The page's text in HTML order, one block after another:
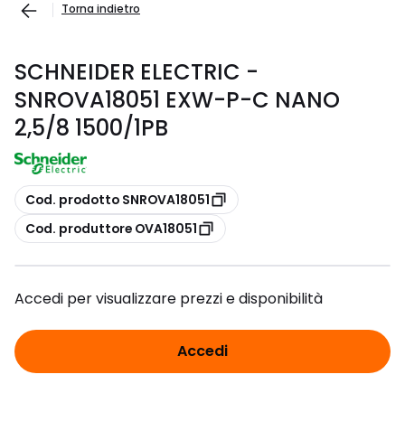
Torna indietro
SCHNEIDER ELECTRIC -
SNROVA18051 EXW-P-C NANO
2,5/8 1500/1PB
copia
Cod. prodotto SNROVA18051
copia
Cod. produttore OVA18051
Accedi per visualizzare prezzi e disponibilità
Accedi